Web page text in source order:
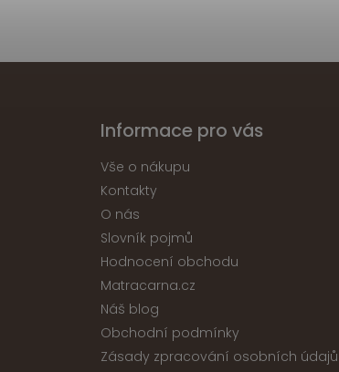
Informace pro vás
Vše o nákupu
Kontakty
O nás
Slovník pojmů
Hodnocení obchodu
Matracarna.cz
Náš blog
Obchodní podmínky
Zásady zpracování osobních údajů